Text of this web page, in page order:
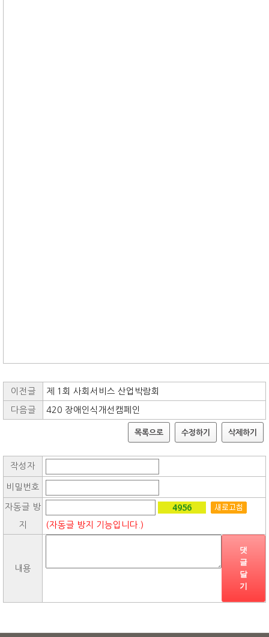
이전글 제 1회 사회서비스 산업박람회
다음글 420 장애인식개선캠페인
목록으로 수정하기 삭제하기
작성자
비밀번호
자동글 방
지 (자동글 방지 기능입니다.)
내용
댓
글
달
기